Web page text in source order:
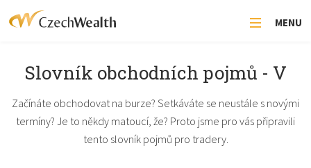
MENU
Slovník obchodních pojmů - V
Začínáte obchodovat na burze? Setkáváte se neustále s novými
termíny? Je to někdy matoucí, že? Proto jsme pro vás připravili
tento slovník pojmů pro tradery.